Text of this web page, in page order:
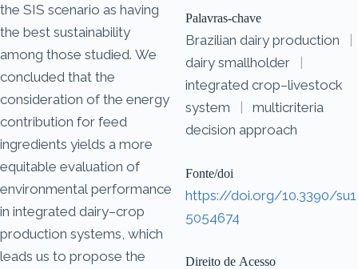
the SIS scenario as having
the best sustainability
among those studied. We
concluded that the
consideration of the energy
contribution for feed
ingredients yields a more
equitable evaluation of
environmental performance
in integrated dairy–crop
production systems, which
leads us to propose the
Palavras-chave
Brazilian dairy production
|
dairy smallholder
|
integrated crop–livestock
system
|
multicriteria
decision approach
Fonte/doi
https://doi.org/10.3390/su1
5054674
Direito de Acesso